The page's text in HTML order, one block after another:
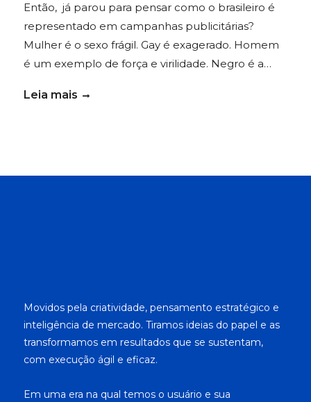
Então, já parou para pensar como o brasileiro é
representado em campanhas publicitárias?
Mulher é o sexo frágil. Gay é exagerado. Homem
é um exemplo de força e virilidade. Negro é a…
Leia mais
Movidos pela criatividade, pensamento estratégico e
inteligência de mercado. Tiramos ideias do papel e as
transformamos em resultados que se sustentam,
com execução ágil e eficaz.
Em uma era na qual temos o usuário e sua